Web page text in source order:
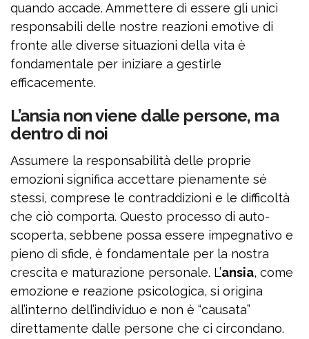
quando accade. Ammettere di essere gli unici
responsabili delle nostre reazioni emotive di
fronte alle diverse situazioni della vita è
fondamentale per iniziare a gestirle
efficacemente.
L’ansia non viene dalle persone, ma
dentro di noi
Assumere la responsabilità delle proprie
emozioni significa accettare pienamente sé
stessi, comprese le contraddizioni e le difficoltà
che ciò comporta. Questo processo di auto-
scoperta, sebbene possa essere impegnativo e
pieno di sfide, è fondamentale per la nostra
crescita e maturazione personale. L’ansia, come
emozione e reazione psicologica, si origina
all’interno dell’individuo e non è “causata”
direttamente dalle persone che ci circondano.